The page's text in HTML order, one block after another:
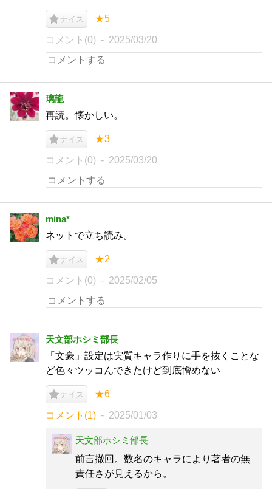
ナイス ★5
コメント(0) 2025/03/20
璃龍
再読。懐かしい。
ナイス ★3
コメント(0) 2025/03/20
mina*
ネットで立ち読み。
ナイス ★2
コメント(0) 2025/02/05
天文部ホシミ部長
「文豪」設定は実質キャラ作りに手を抜くことな
ど色々ツッコんできたけど到底憎めない
ナイス ★6
コメント(1) 2025/01/03
天文部ホシミ部長
前言撤回。数名のキャラにより著者の無
責任さが見えるから。